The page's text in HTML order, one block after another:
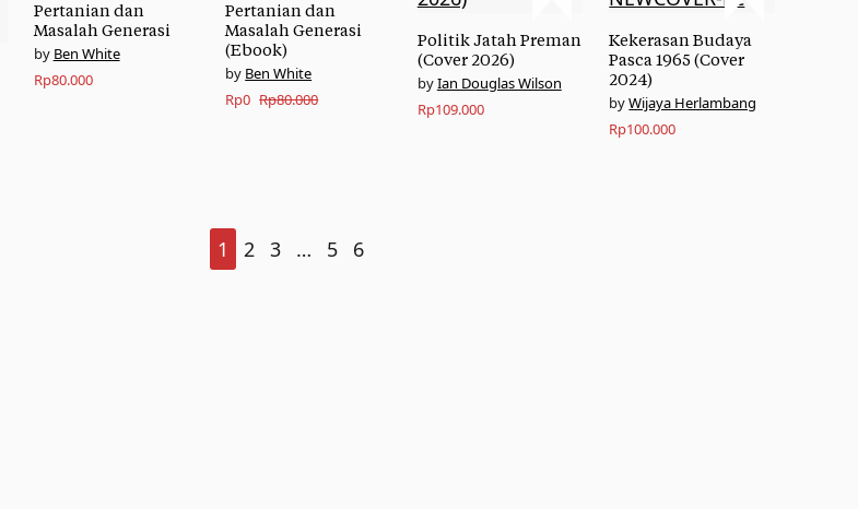
Pertanian dan
Masalah Generasi
Ben White
Rp80.000
Pertanian dan
Masalah Generasi
(Ebook)
Ben White
Rp80.000
Original
Rp0
Current
Politik Jatah Preman
(Cover 2026)
Ian Douglas Wilson
Rp109.000
Kekerasan Budaya
Pasca 1965 (Cover
2024)
Wijaya Herlambang
Rp100.000
1 2 3 … 5
6